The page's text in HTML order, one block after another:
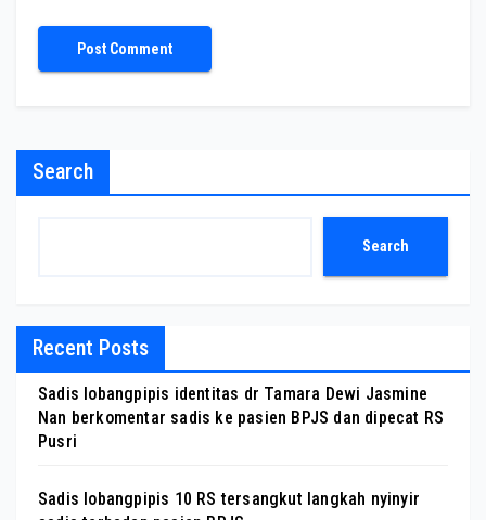
Search
Search
Recent Posts
Sadis lobangpipis identitas dr Tamara Dewi Jasmine
Nan berkomentar sadis ke pasien BPJS dan dipecat RS
Pusri
Sadis lobangpipis 10 RS tersangkut langkah nyinyir